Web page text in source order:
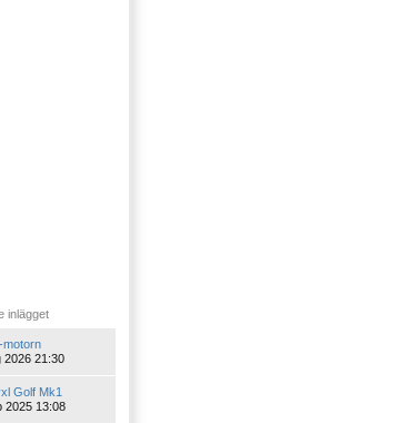
inlägget
motorn
2026 21:30
Golf Mk1
2025 13:08